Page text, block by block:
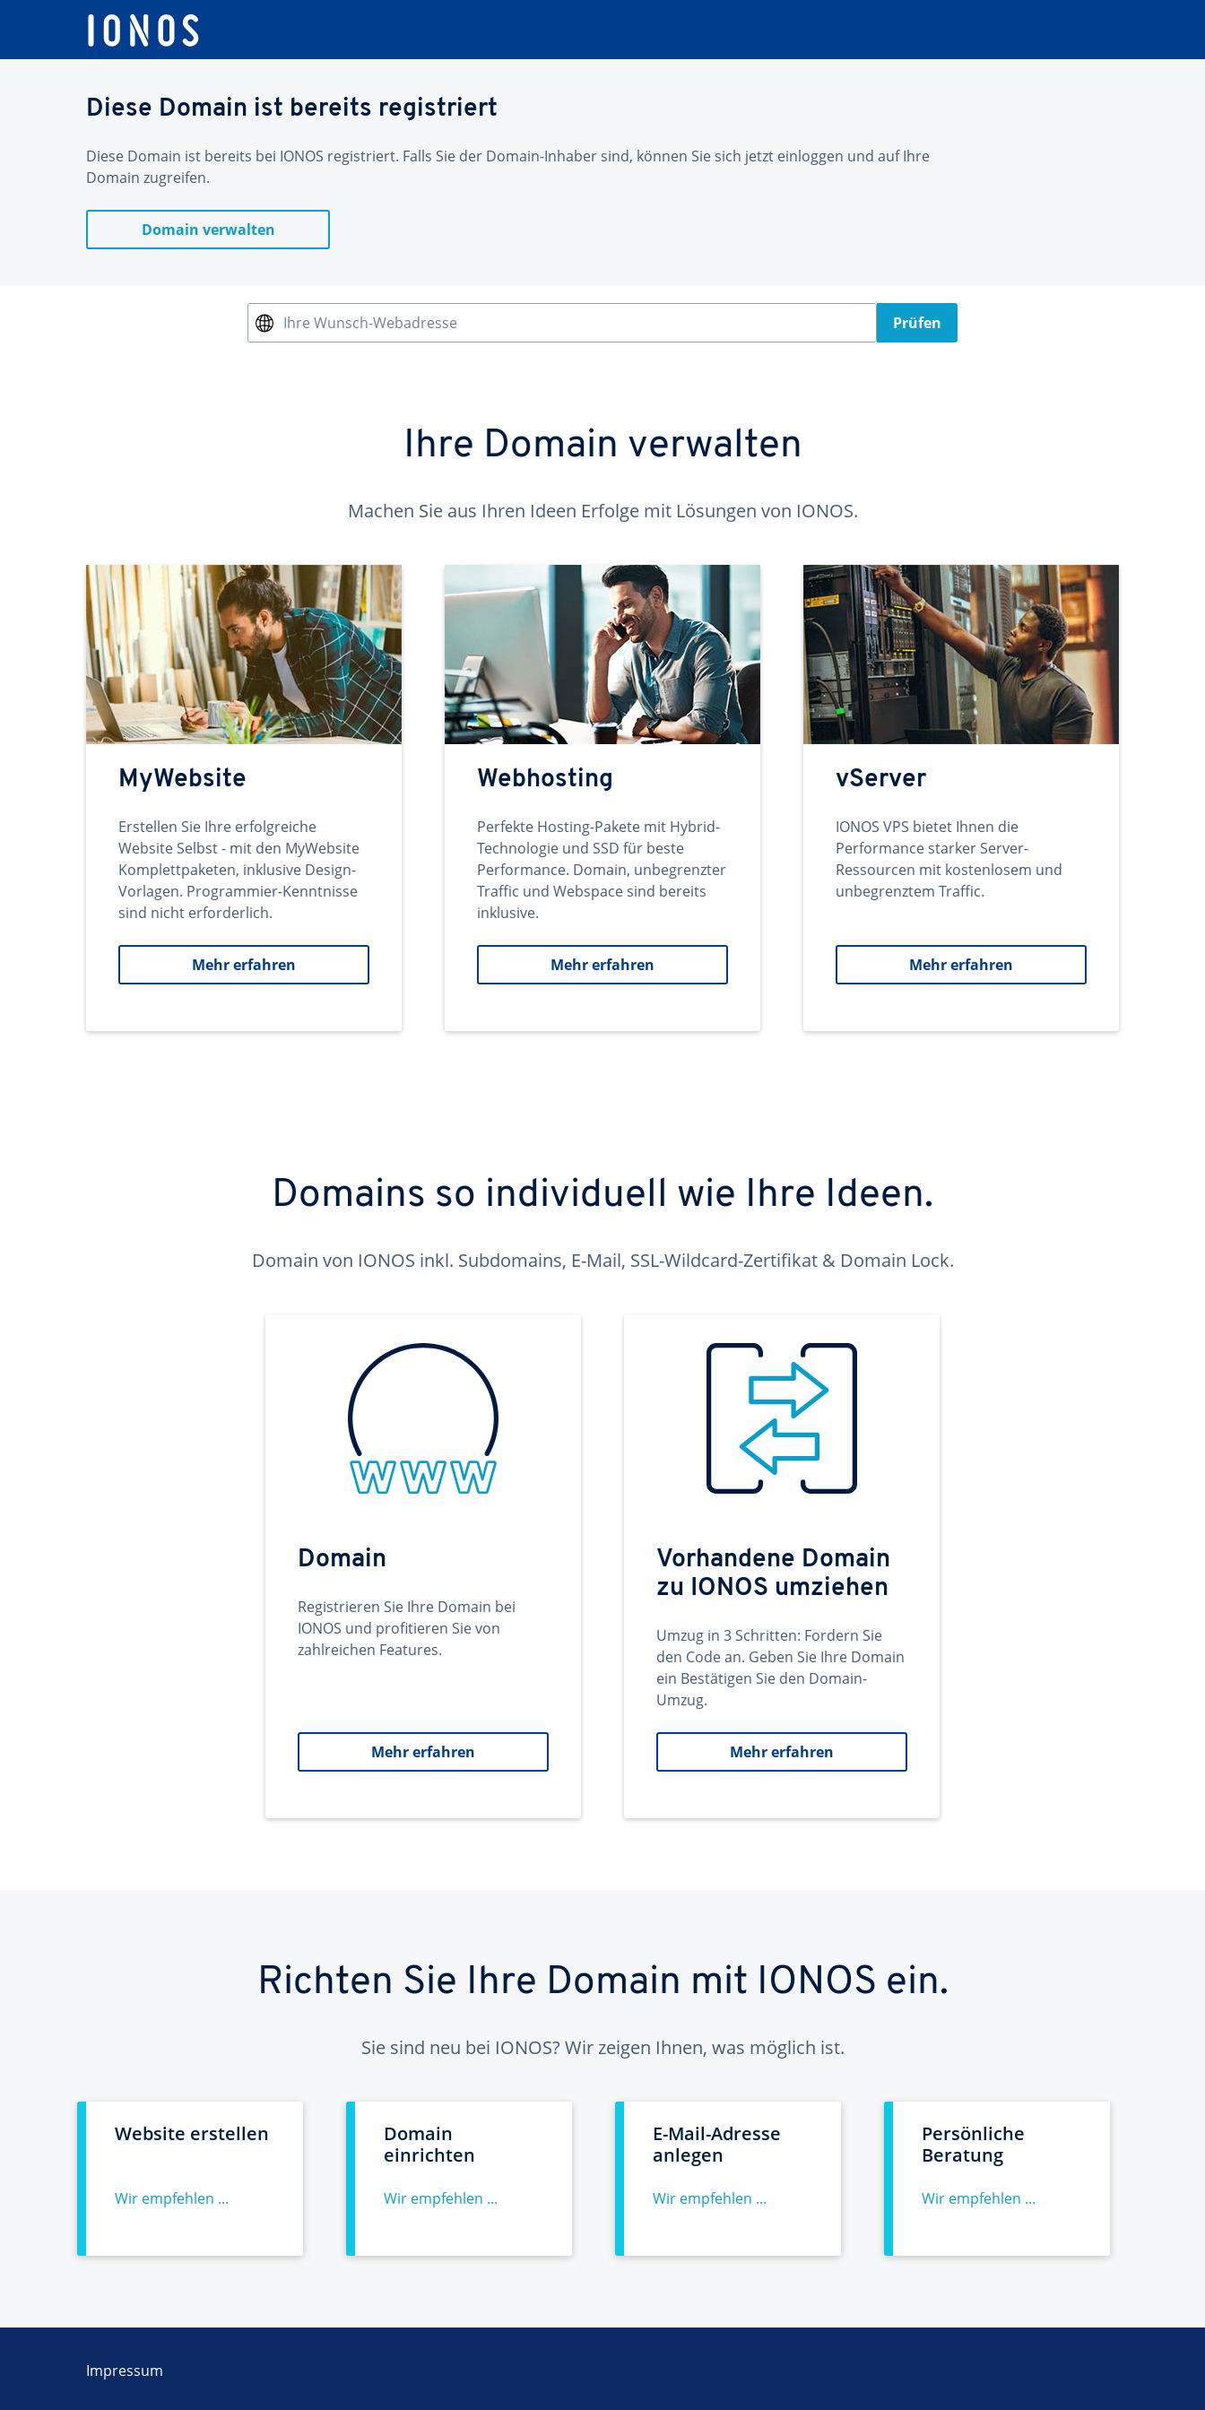
Diese Domain ist bereits registriert
Diese Domain ist bereits bei IONOS registriert. Falls Sie der Domain-Inhaber sind, können Sie sich jetzt einloggen und auf Ihre
Domain zugreifen.
Domain verwalten
Ihre Wunsch-Webadresse Prüfen
Ihre Domain verwalten
Machen Sie aus Ihren Ideen Erfolge mit Lösungen von IONOS.
MyWebsite
Erstellen Sie Ihre erfolgreiche
Website Selbst - mit den MyWebsite
Komplettpaketen, inklusive Design-
Vorlagen. Programmier-Kenntnisse
sind nicht erforderlich.
Mehr erfahren
Webhosting
Perfekte Hosting-Pakete mit Hybrid-
Technologie und SSD für beste
Performance. Domain, unbegrenzter
Traffic und Webspace sind bereits
inklusive.
Mehr erfahren
vServer
IONOS VPS bietet Ihnen die
Performance starker Server-
Ressourcen mit kostenlosem und
unbegrenztem Traffic.
Mehr erfahren
Domains so individuell wie Ihre Ideen.
Domain von IONOS inkl. Subdomains, E-Mail, SSL-Wildcard-Zertifikat & Domain Lock.
Domain
Registrieren Sie Ihre Domain bei
IONOS und profitieren Sie von
zahlreichen Features.
Mehr erfahren
Vorhandene Domain
zu IONOS umziehen
Umzug in 3 Schritten: Fordern Sie
den Code an. Geben Sie Ihre Domain
ein Bestätigen Sie den Domain-
Umzug.
Mehr erfahren
Richten Sie Ihre Domain mit IONOS ein.
Sie sind neu bei IONOS? Wir zeigen Ihnen, was möglich ist.
Website erstellen
Wir empfehlen ...
Domain
einrichten
Wir empfehlen ...
E-Mail-Adresse
anlegen
Wir empfehlen ...
Persönliche
Beratung
Wir empfehlen ...
Impressum